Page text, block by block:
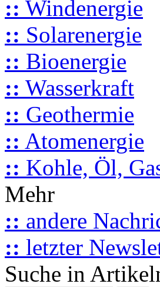
:: Windenergie
:: Solarenergie
:: Bioenergie
:: Wasserkraft
:: Geothermie
:: Atomenergie
:: Kohle, Öl,
Mehr
:: andere
:: letzter
Suche in